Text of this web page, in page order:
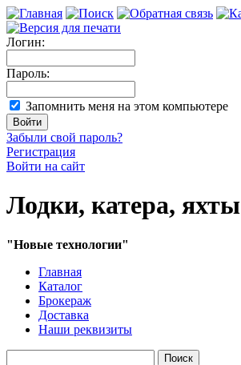
Логин:
Пароль:
Запомнить меня на этом компьютере
Забыли свой пароль?
Регистрация
Войти на сайт
Лодки, катера, яхты
"Новые технологии"
Главная
Каталог
Брокераж
Доставка
Наши реквизиты
Поиск